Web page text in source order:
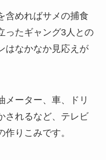
含めればサメの捕食
ったギャング3人との
はなかなか見応えが
メーター、車、ドリ
されるなど、テレビ
りこみです。